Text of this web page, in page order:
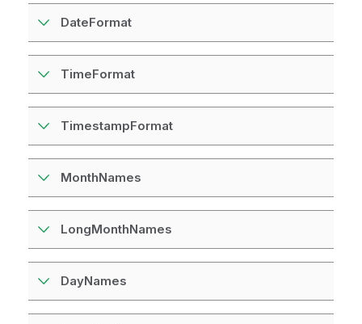
DateFormat
TimeFormat
TimestampFormat
MonthNames
LongMonthNames
DayNames